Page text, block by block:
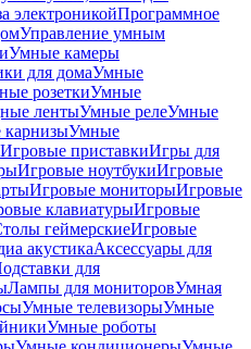
электроникойПрограммное
Управление умным
Умные камеры
для домаУмные
розеткиУмные
лентыУмные релеУмные
Умные
Игровые приставкиИгры для
Игровые ноутбукиИгровые
Игровые мониторыИгровые
клавиатурыИгровые
геймерскиеИгровые
акустикаАксессуары для
для
Лампы для мониторовУмная
Умные телевизорыУмные
Умные роботы